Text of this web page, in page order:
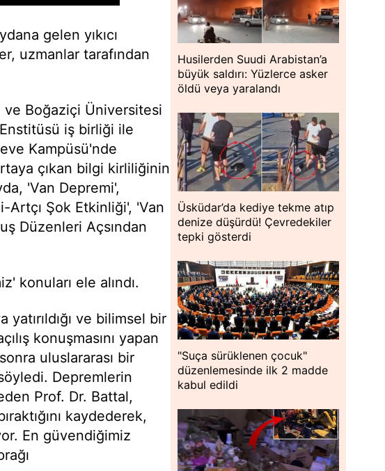
gelen yıkıcı
uzmanlar tarafından
ve Boğaziçi Üniversitesi
iş birliği ile
Kampüsü'nde
çıkan bilgi kirliliğinin
'Van Depremi',
Artçı Şok Etkinliği', 'Van
Düzenleri Açsından
konuları ele alındı.
yatırıldığı ve bilimsel bir
konuşmasını yapan
uluslararası bir
Depremlerin
Prof. Dr. Battal,
kaydederek,
En güvendiğimiz
Husilerden Suudi Arabistan’a
büyük saldırı: Yüzlerce asker
öldü veya yaralandı
Üsküdar’da kediye tekme atıp
denize düşürdü! Çevredekiler
tepki gösterdi
"Suça sürüklenen çocuk"
düzenlemesinde ilk 2 madde
kabul edildi